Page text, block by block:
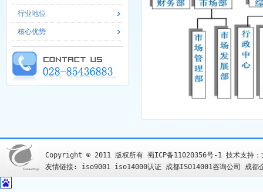
行业地位
核心优势
Copyright © 2011 版权所有 蜀ICP备11020356号-1 技术支持：
友情链接: iso9001 iso14000认证 成都ISO14001咨询公司 成都